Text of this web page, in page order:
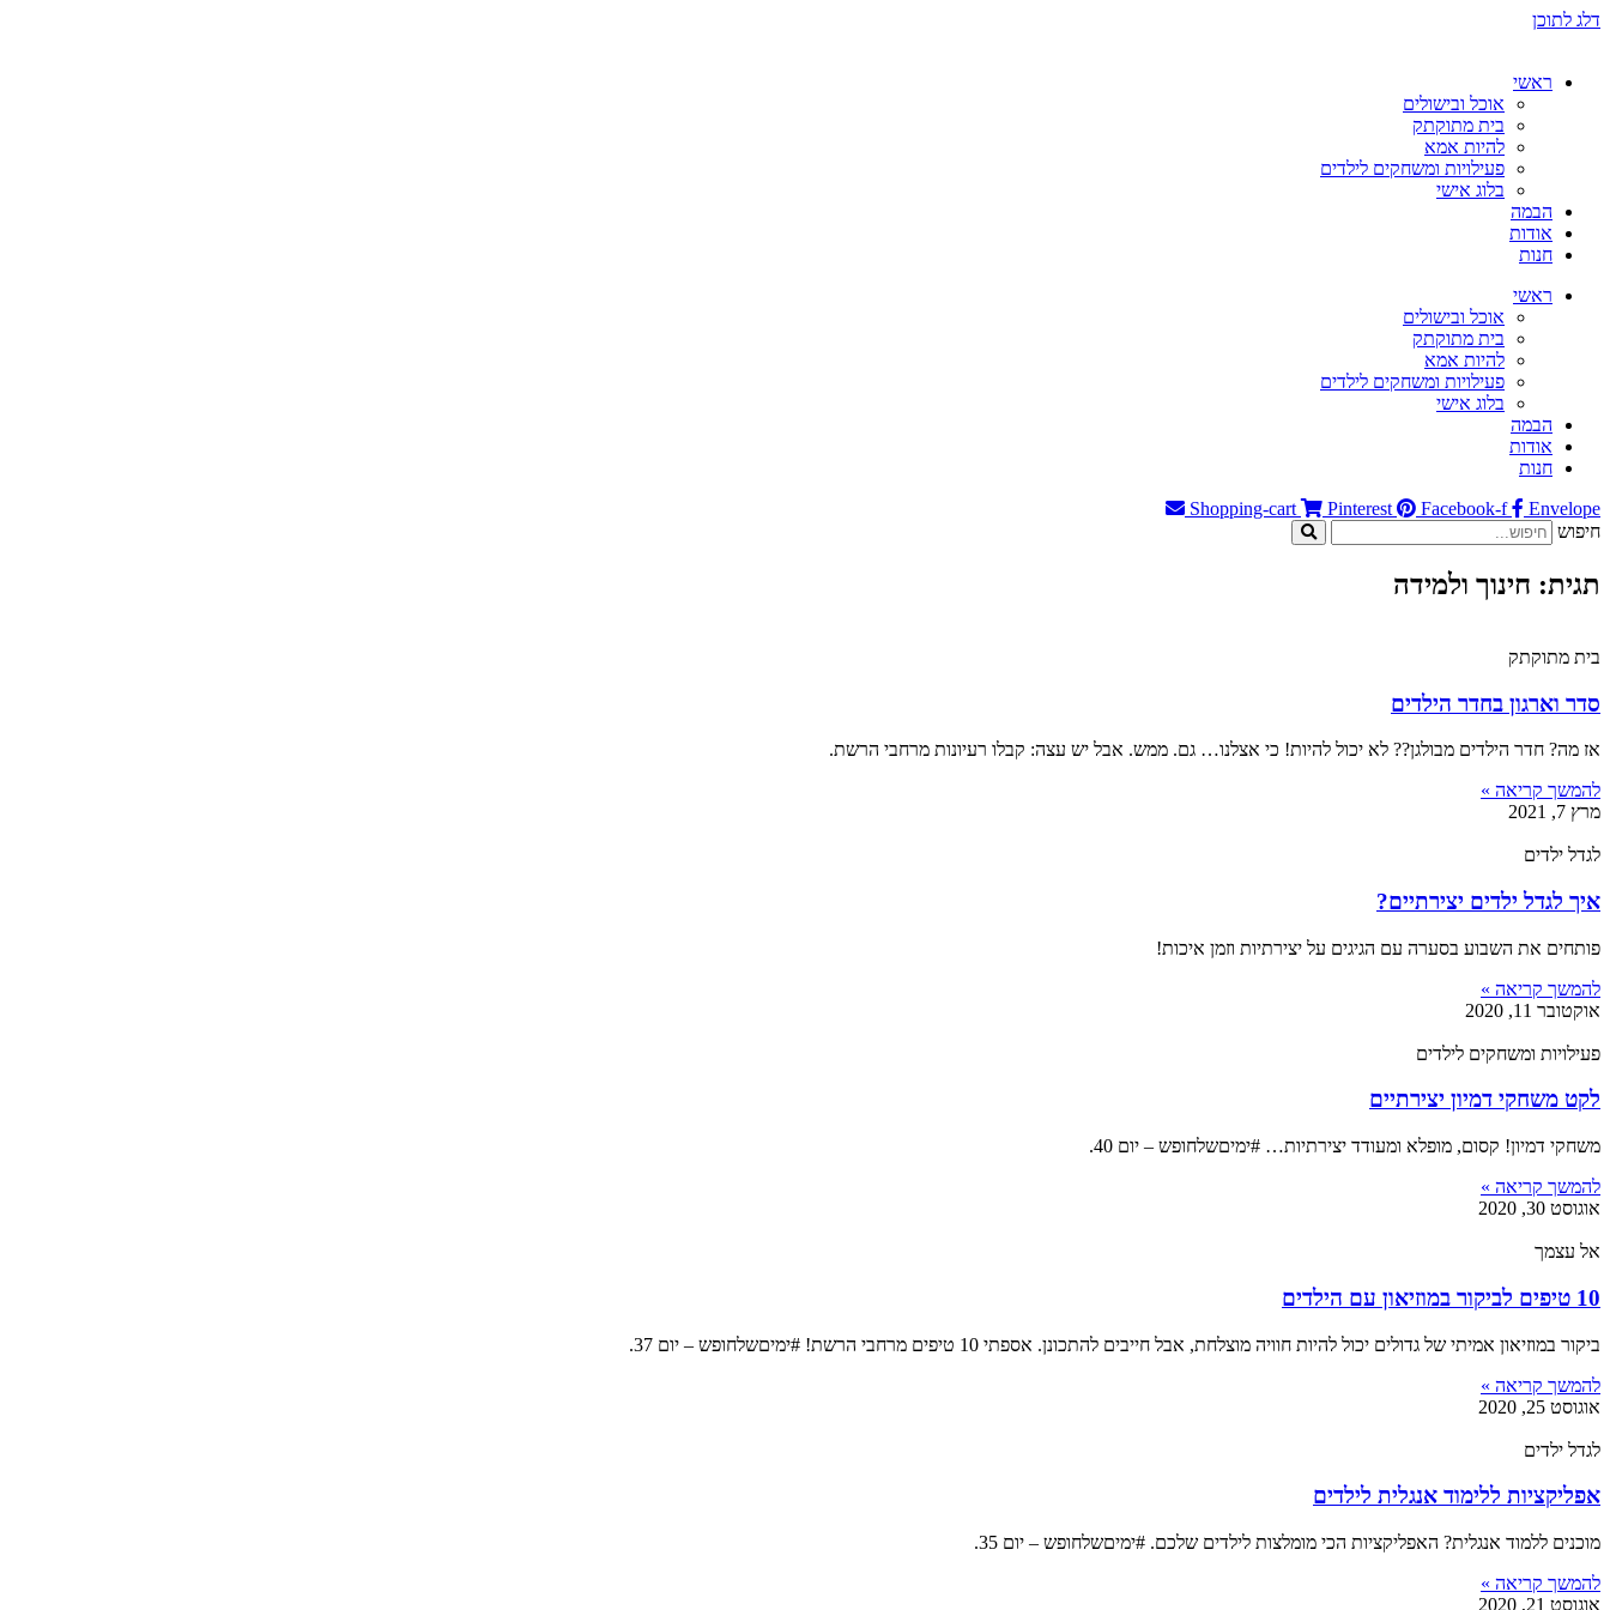
דלג לתוכן
ראשי
אוכל ובישולים
בית מתוקתק
להיות אמא
פעילויות ומשחקים לילדים
בלוג אישי
הבמה
אודות
חנות
ראשי
אוכל ובישולים
בית מתוקתק
להיות אמא
פעילויות ומשחקים לילדים
בלוג אישי
הבמה
אודות
חנות
Shopping-cart
Pinterest Facebook-f
Envelope
חיפוש
תגית: חינוך ולמידה
בית מתוקתק
סדר וארגון בחדר הילדים
אז מה? חדר הילדים מבולגן?? לא יכול להיות! כי אצלנו… גם. ממש. אבל יש עצה: קבלו רעיונות מרחבי הרשת.
להמשך קריאה »
מרץ 7, 2021
לגדל ילדים
איך לגדל ילדים יצירתיים?
פותחים את השבוע בסערה עם הגיגים על יצירתיות וזמן איכות!
להמשך קריאה »
אוקטובר 11, 2020
פעילויות ומשחקים לילדים
לקט משחקי דמיון יצירתיים
משחקי דמיון! קסום, מופלא ומעודד יצירתיות… #ימיםשלחופש – יום 40.
להמשך קריאה »
אוגוסט 30, 2020
אל עצמך
10 טיפים לביקור במוזיאון עם הילדים
ביקור במוזיאון אמיתי של גדולים יכול להיות חוויה מוצלחת, אבל חייבים להתכונן. אספתי 10 טיפים מרחבי הרשת! #ימיםשלחופש – יום 37.
להמשך קריאה »
אוגוסט 25, 2020
לגדל ילדים
אפליקציות ללימוד אנגלית לילדים
מוכנים ללמוד אנגלית? האפליקציות הכי מומלצות לילדים שלכם. #ימיםשלחופש – יום 35.
להמשך קריאה »
אוגוסט 21, 2020